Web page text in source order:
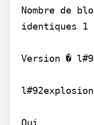
Nombre de
identiques 1
Version �
l#92explosion
Oui